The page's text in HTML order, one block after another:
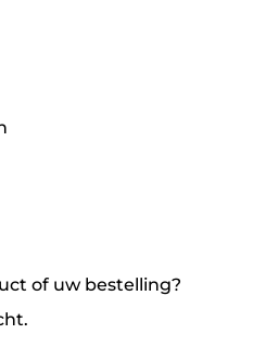
of uw bestelling?